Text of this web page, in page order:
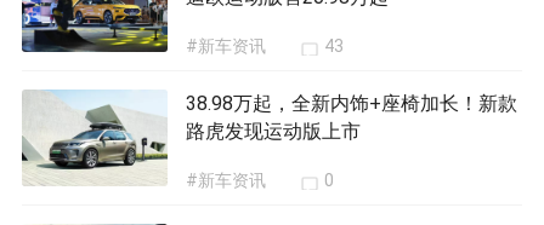
#新车资讯 43
38.98万起，全新内饰+座椅加长！新款
路虎发现运动版上市
#新车资讯 0